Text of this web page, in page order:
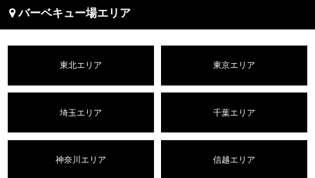
バーベキュー場エリア
東北エリア 東京エリア
埼玉エリア 千葉エリア
神奈川エリア 信越エリア